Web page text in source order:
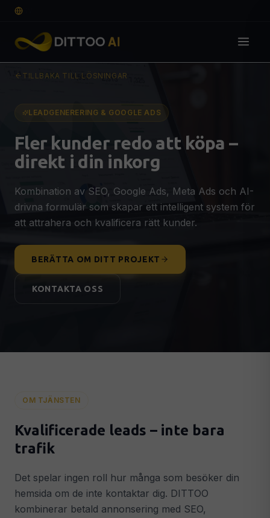
DIGITAL GRUND
🌐 Professionell hemsida som konverterar
🛒E-handel
SEO-optimerad webshop för fler affärer
🎨 Grafisk Design & Branding
Logotyp, visuell identitet & guidelines
SEO, AEO & GEO-optimering
Syns på Google, ChatGPT & AI-sökning
Leadgenerering & Google Ads
📊Analytics & Tracking
AI-integrationer
💬AI Chatbots
GPT-driven chatbot dygnet runt
⚡Automatiserade flöden som sparar tid
STRATEGI & SUPPORT
OFFERT
TILLBAKA TILL LÖSNINGAR
LEADGENERERING & GOOGLE ADS
Fler kunder redo att köpa –
direkt i din inkorg
Kombination av SEO, Google Ads, Meta Ads och AI-
drivna formulär som skapar ett intelligent system för
att attrahera och kvalificera rätt kunder.
BERÄTTA OM DITT PROJEKT
KONTAKTA OSS
OM TJÄNSTEN
Kvalificerade leads – inte bara
trafik
Det spelar ingen roll hur många som besöker din
hemsida om de inte kontaktar dig. DITTOO
kombinerar betald annonsering med SEO,